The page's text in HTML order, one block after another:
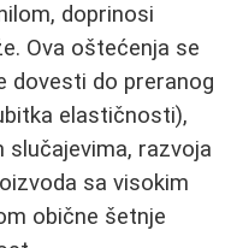
doprinosi
Ova oštećenja se
dovesti do preranog
elastičnosti),
slučajevima, razvoja
sa visokim
obične šetnje